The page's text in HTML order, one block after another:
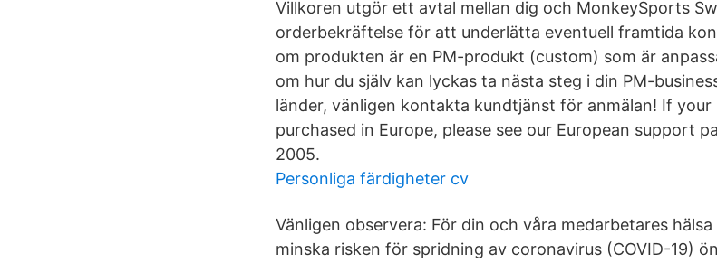
Villkoren utgör ett avtal mellan dig och MonkeySports
orderbekräftelse för att underlätta eventuell framtida
om produkten är en PM-produkt (custom) som är
om hur du själv kan lyckas ta nästa steg i din PM-
länder, vänligen kontakta kundtjänst för anmälan! If
purchased in Europe, please see our European support
2005.
Personliga färdigheter cv
Vänligen observera: För din och våra medarbetares
minska risken för spridning av coronavirus (COVID-19)